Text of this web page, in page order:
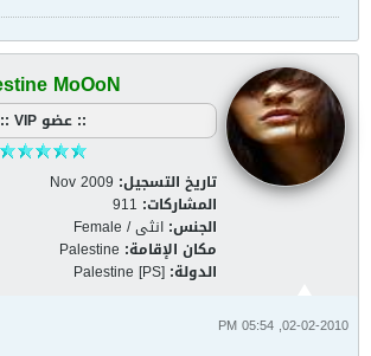
MoOoN
:: عضو VIP ::
تاريخ التسجيل: Nov 2009
المشاركات: 911
الجنس: انثى / Female
مكان الإقامة: Palestine
الدولة: Palestine [PS]
02-02-2010, 05:54 PM